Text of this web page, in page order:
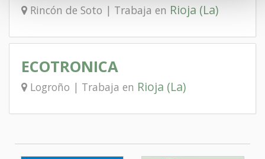
Rincón de Soto | Trabaja en Rioja (La)
ECOTRONICA
Logroño | Trabaja en Rioja (La)